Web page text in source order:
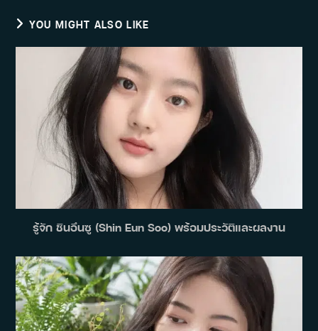
YOU MIGHT ALSO LIKE
รู้จัก ชินอึนซู (Shin Eun Soo) พร้อมประวัติและผลงาน